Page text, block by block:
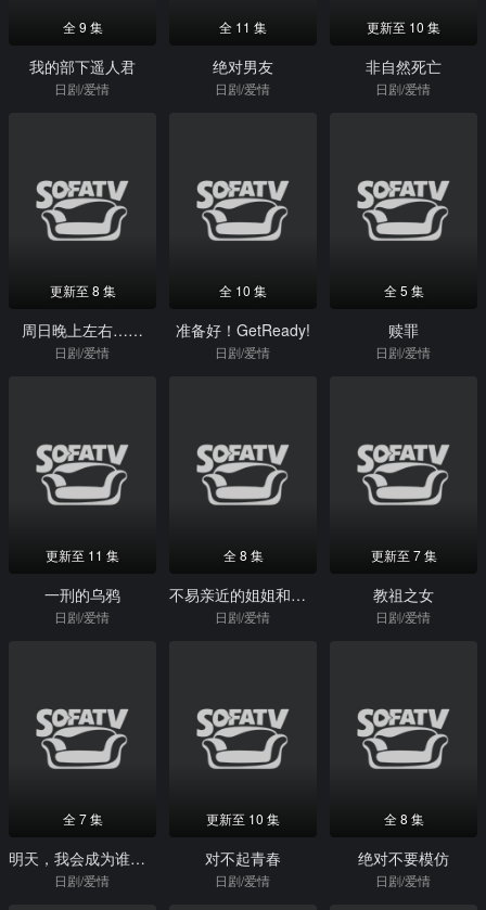
全 9 集
我的部下遥人君
日剧/爱情
全 11 集
绝对男友
日剧/爱情
更新至 10 集
非自然死亡
日剧/爱情
更新至 8 集
周日晚上左右……
日剧/爱情
全 10 集
准备好！GetReady!
日剧/爱情
全 5 集
赎罪
日剧/爱情
更新至 11 集
一刑的乌鸦
日剧/爱情
全 8 集
不易亲近的姐姐和狡猾的妹妹
日剧/爱情
更新至 7 集
教祖之女
日剧/爱情
全 7 集
明天，我会成为谁的女友第二季
日剧/爱情
更新至 10 集
对不起青春
日剧/爱情
全 8 集
绝对不要模仿
日剧/爱情